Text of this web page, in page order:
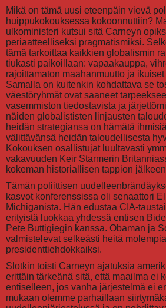
Mikä on tämä uusi eteenpäin vievä
huippukokouksessa kokoonnuttiin?
ulkoministeri kutsui sitä Carneyn
periaatteelliseksi pragmatismiksi.
tämä tarkoittaa kaikkien globalismin
tiukasti paikoillaan: vapaakauppa,
rajoittamaton maahanmuutto ja
Samalla on kuitenkin kohdattava se
väestöryhmät ovat saaneet
vasemmiston tiedostavista ja
näiden globalististen linjausten
heidän strategiansa on hämätä
välittävänsä heidän taloudellisesta
Kokouksen osallistujat luultavasti
vakavuuden Keir Starmerin
kokeman historiallisen tappion
Tämän poliittisen
kasvot konferenssissa oli senaattori
Michiganista. Hän edustaa CIA-
erityistä luokkaa yhdessä entisen
Pete Buttigiegin kanssa. Obaman ja
valmistelevat selkeästi heitä
presidenttiehdokkaiksi.
Slotkin toisti Carneyn ajatuksia
erittäin tärkeänä sitä, että maailma ei
entiselleen, jos vanha järjestelmä ei
mukaan olemme parhaillaan